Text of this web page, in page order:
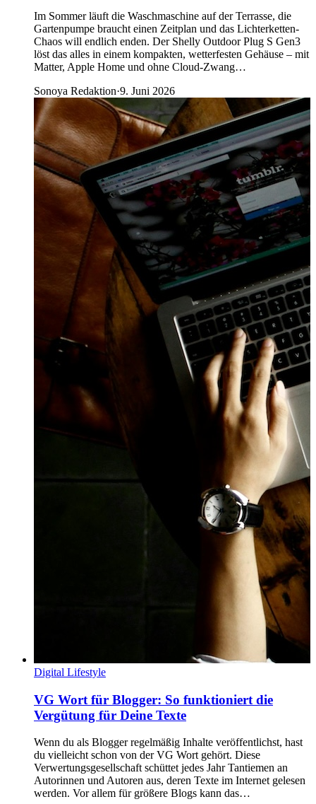
Im Sommer läuft die Waschmaschine auf der Terrasse, die
Gartenpumpe braucht einen Zeitplan und das Lichterketten-
Chaos will endlich enden. Der Shelly Outdoor Plug S Gen3
löst das alles in einem kompakten, wetterfesten Gehäuse – mit
Matter, Apple Home und ohne Cloud-Zwang…
Sonoya Redaktion·9. Juni 2026
Digital Lifestyle
VG Wort für Blogger: So funktioniert die
Vergütung für Deine Texte
Wenn du als Blogger regelmäßig Inhalte veröffentlichst, hast
du vielleicht schon von der VG Wort gehört. Diese
Verwertungsgesellschaft schüttet jedes Jahr Tantiemen an
Autorinnen und Autoren aus, deren Texte im Internet gelesen
werden. Vor allem für größere Blogs kann das…